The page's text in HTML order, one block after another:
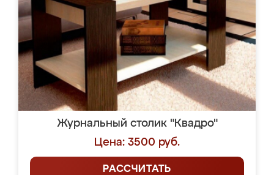
Журнальный столик "Квадро"
Цена: 3500 руб.
РАССЧИТАТЬ